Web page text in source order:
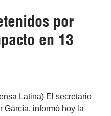
por
en 13
Latina) El secretario
García, informó hoy la